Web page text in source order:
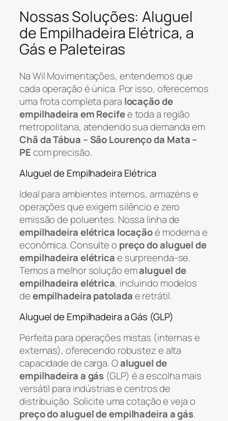
Nossas Soluções: Aluguel
de Empilhadeira Elétrica, a
Gás e Paleteiras
Na Wil Movimentações, entendemos que
cada operação é única. Por isso, oferecemos
uma frota completa para locação de
empilhadeira em Recifee toda a região
metropolitana, atendendo sua demanda em
Chã da Tábua – São Lourenço da Mata –
PEcom precisão.
Aluguel de Empilhadeira Elétrica
Ideal para ambientes internos, armazéns e
operações que exigem silêncio e zero
emissão de poluentes. Nossa linha de
empilhadeira elétrica locaçãoé moderna e
econômica. Consulte o preço do aluguel de
empilhadeira elétricae surpreenda-se.
Temos a melhor solução emaluguel de
empilhadeira elétrica, incluindo modelos
deempilhadeira patoladae retrátil.
Aluguel de Empilhadeira a Gás (GLP)
Perfeita para operações mistas (internas e
externas), oferecendo robustez e alta
capacidade de carga. Oaluguel de
empilhadeira a gás (GLP) é a escolha mais
versátil para indústrias e centros de
distribuição. Solicite uma cotação e veja o
preço do aluguel de empilhadeira a gás.